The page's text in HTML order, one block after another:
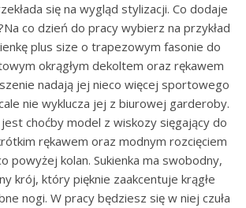
się na wygląd stylizacji. Co dodaje
co dzień do pracy wybierz na przykład
plus size o trapezowym fasonie do
okrągłym dekoltem oraz rękawem
nadają jej nieco więcej sportowego
nie wyklucza jej z biurowej garderoby.
choćby model z wiskozy sięgający do
rękawem oraz modnym rozcięciem
powyżej kolan. Sukienka ma swobodny,
krój, który pięknie zaakcentuje krągłe
nogi. W pracy będziesz się w niej czuła